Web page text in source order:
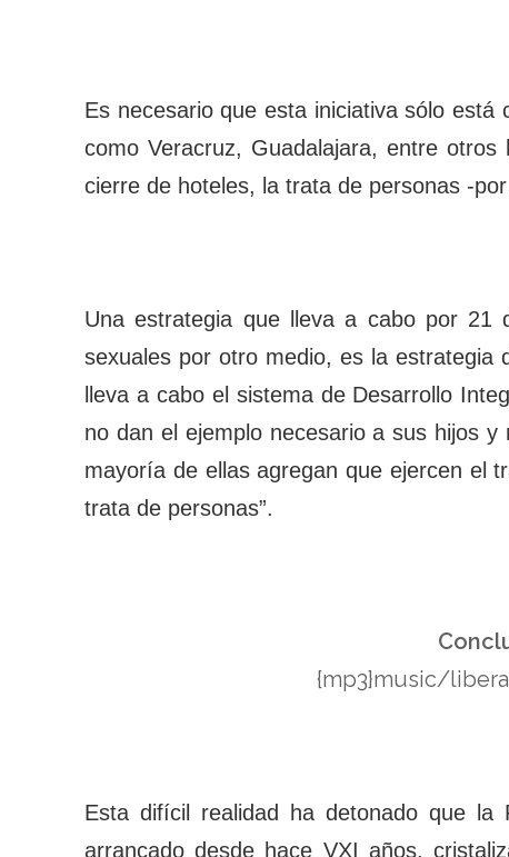
Es necesario que esta iniciativa sólo
como Veracruz, Guadalajara, entre
cierre de hoteles, la trata de personas -
Una estrategia que lleva a cabo por 21
sexuales por otro medio, es la estrategia
lleva a cabo el sistema de Desarrollo
no dan el ejemplo necesario a sus hijos
mayoría de ellas agregan que ejercen el
trata de personas”.
{mp3}music/
Esta difícil realidad ha detonado que la
arrancado desde hace VXI años,